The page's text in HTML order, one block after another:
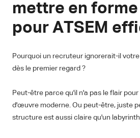
mettre en forme
pour ATSEM
Pourquoi un recruteur ignorerait-il
dès le premier regard ?
Peut-être parce qu'il n'a pas le flair
d'œuvre moderne. Ou peut-être, juste
structure est aussi claire qu'un